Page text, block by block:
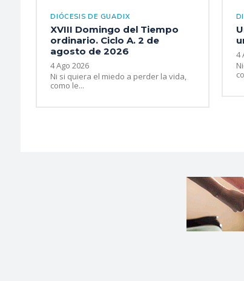
DIÓCESIS DE GUADIX
XVIII Domingo del Tiempo
ordinario. Ciclo A. 2 de
agosto de 2026
4 Ago 2026
Ni si quiera el miedo a perder la vida,
como le...
4